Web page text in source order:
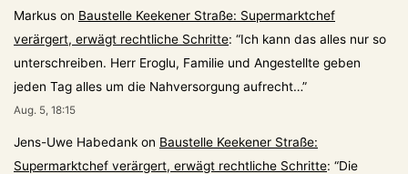
Markus on Baustelle Keekener Straße: Supermarktchef
verärgert, erwägt rechtliche Schritte: “Ich kann das alles nur so
unterschreiben. Herr Eroglu, Familie und Angestellte geben
jeden Tag alles um die Nahversorgung aufrecht…”
Aug. 5, 18:15
Jens-Uwe Habedank on Baustelle Keekener Straße:
Supermarktchef verärgert, erwägt rechtliche Schritte: “Die